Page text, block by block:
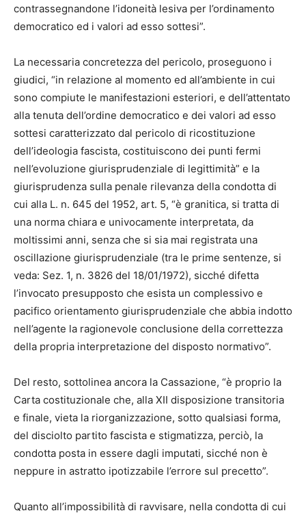
contrassegnandone l’idoneità lesiva per l’ordinamento
democratico ed i valori ad esso sottesi”.
La necessaria concretezza del pericolo, proseguono i
giudici, “in relazione al momento ed all’ambiente in cui
sono compiute le manifestazioni esteriori, e dell’attentato
alla tenuta dell’ordine democratico e dei valori ad esso
sottesi caratterizzato dal pericolo di ricostituzione
dell’ideologia fascista, costituiscono dei punti fermi
nell’evoluzione giurisprudenziale di legittimità” e la
giurisprudenza sulla penale rilevanza della condotta di
cui alla L. n. 645 del 1952, art. 5, “è granitica, si tratta di
una norma chiara e univocamente interpretata, da
moltissimi anni, senza che si sia mai registrata una
oscillazione giurisprudenziale (tra le prime sentenze, si
veda: Sez. 1, n. 3826 del 18/01/1972), sicché difetta
l’invocato presupposto che esista un complessivo e
pacifico orientamento giurisprudenziale che abbia indotto
nell’agente la ragionevole conclusione della correttezza
della propria interpretazione del disposto normativo”.
Del resto, sottolinea ancora la Cassazione, “è proprio la
Carta costituzionale che, alla XII disposizione transitoria
e finale, vieta la riorganizzazione, sotto qualsiasi forma,
del disciolto partito fascista e stigmatizza, perciò, la
condotta posta in essere dagli imputati, sicché non è
neppure in astratto ipotizzabile l’errore sul precetto”.
Quanto all’impossibilità di ravvisare, nella condotta di cui